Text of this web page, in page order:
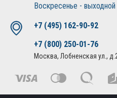
Воскресенье - выходной
+7 (495) 162-90-92
+7 (800) 250-01-76
Москва, Лобненская ул.,